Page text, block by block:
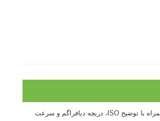
درک نوردهی – همراه با توضیح ISO، دریچه دیافراگم و سرعت